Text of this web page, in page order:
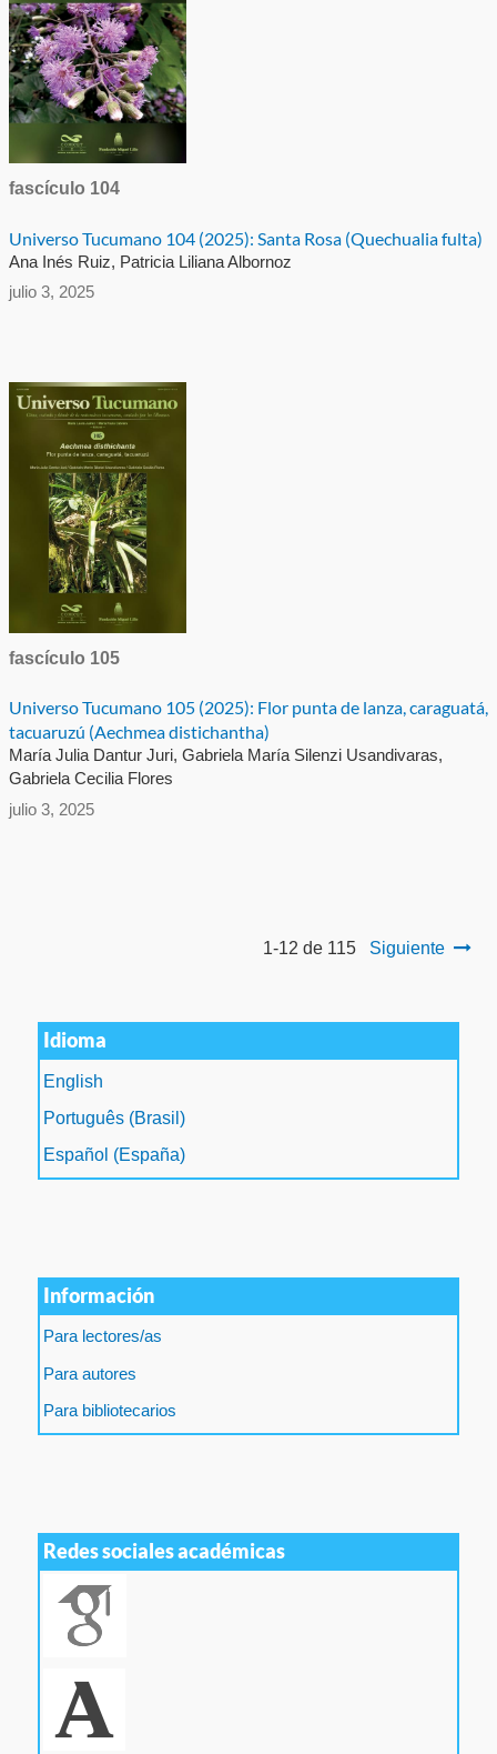
fascículo 104
Universo Tucumano 104 (2025): Santa Rosa (Quechualia fulta)
Ana Inés Ruiz, Patricia Liliana Albornoz
julio 3, 2025
fascículo 105
Universo Tucumano 105 (2025): Flor punta de lanza, caraguatá,
tacuaruzú (Aechmea distichantha)
María Julia Dantur Juri, Gabriela María Silenzi Usandivaras,
Gabriela Cecilia Flores
julio 3, 2025
1-12 de 115 Siguiente
Idioma
English
Português (Brasil)
Español (España)
Información
Para lectores/as
Para autores
Para bibliotecarios
Redes sociales académicas